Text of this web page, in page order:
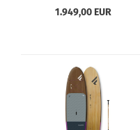
1.949,00 EUR